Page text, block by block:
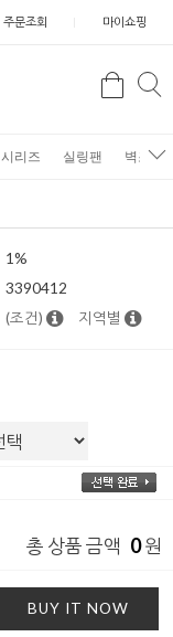
주문조회 마이쇼핑
검
시리즈 실링팬 벽조명
1%
3390412
(조건) 지역별
총 상품 금액 0원
BUY IT NOW